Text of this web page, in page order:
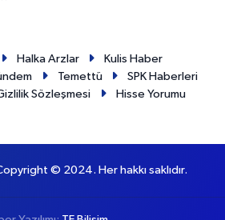
Halka Arzlar
Kulis Haber
Temettü
SPK Haberleri
Sözleşmesi Hisse Yorumu
© 2024. Her hakkı saklıdır.